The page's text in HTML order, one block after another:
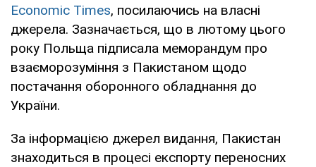
Economic Times, посилаючись на власні
джерела. Зазначається, що в лютому цього
року Польща підписала меморандум про
взаєморозуміння з Пакистаном щодо
постачання оборонного обладнання до
України.
За інформацією джерел видання, Пакистан
знаходиться в процесі експорту переносних